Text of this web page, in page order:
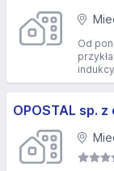
Od
OPOSTAL sp. z